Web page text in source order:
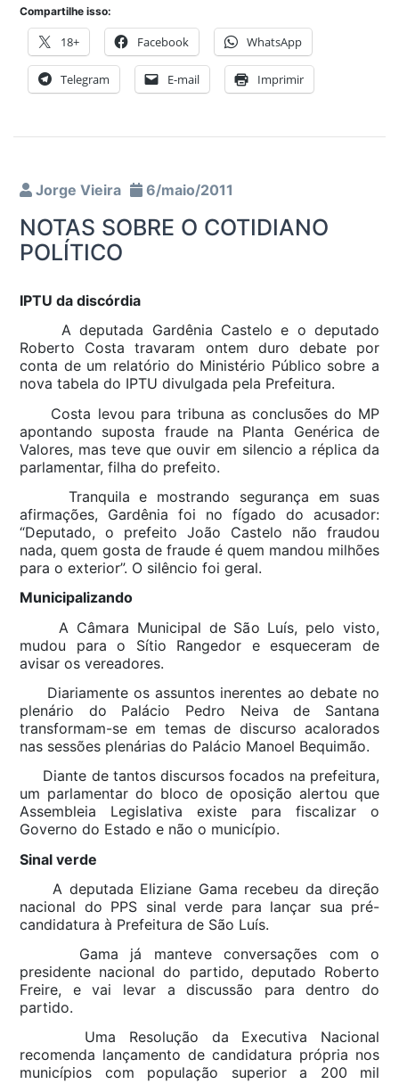
Compartilhe isso:
18+ Facebook WhatsApp
Telegram E-mail Imprimir
Jorge Vieira 6/maio/2011
NOTAS SOBRE O COTIDIANO
POLÍTICO
IPTU da discórdia
A deputada Gardênia Castelo e o deputado
Roberto Costa travaram ontem duro debate por
conta de um relatório do Ministério Público sobre a
nova tabela do IPTU divulgada pela Prefeitura.
Costa levou para tribuna as conclusões do MP
apontando suposta fraude na Planta Genérica de
Valores, mas teve que ouvir em silencio a réplica da
parlamentar, filha do prefeito.
Tranquila e mostrando segurança em suas
afirmações, Gardênia foi no fígado do acusador:
“Deputado, o prefeito João Castelo não fraudou
nada, quem gosta de fraude é quem mandou milhões
para o exterior”. O silêncio foi geral.
Municipalizando
A Câmara Municipal de São Luís, pelo visto,
mudou para o Sítio Rangedor e esqueceram de
avisar os vereadores.
Diariamente os assuntos inerentes ao debate no
plenário do Palácio Pedro Neiva de Santana
transformam-se em temas de discurso acalorados
nas sessões plenárias do Palácio Manoel Bequimão.
Diante de tantos discursos focados na prefeitura,
um parlamentar do bloco de oposição alertou que
Assembleia Legislativa existe para fiscalizar o
Governo do Estado e não o município.
Sinal verde
A deputada Eliziane Gama recebeu da direção
nacional do PPS sinal verde para lançar sua pré-
candidatura à Prefeitura de São Luís.
Gama já manteve conversações com o
presidente nacional do partido, deputado Roberto
Freire, e vai levar a discussão para dentro do
partido.
Uma Resolução da Executiva Nacional
recomenda lançamento de candidatura própria nos
municípios com população superior a 200 mil